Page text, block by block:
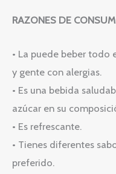
RAZONES DE
• La puede beber todo
y gente con alergias.
• Es una bebida
azúcar en su
• Es refrescante.
• Tienes diferentes
preferido.